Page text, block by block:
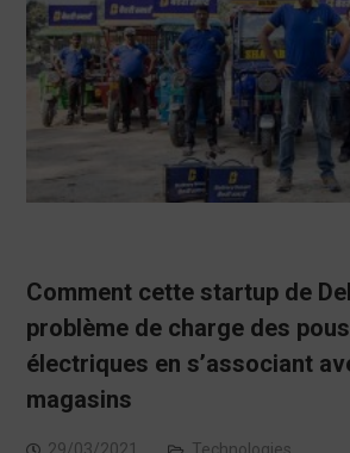
Comment cette startup de
problème de charge des
électriques en s’associant
magasins